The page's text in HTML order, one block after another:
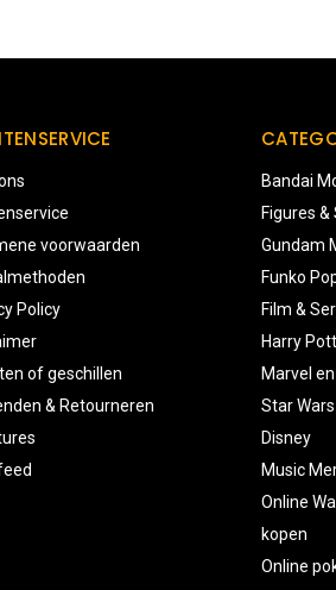
voorwaarden
Policy
of geschillen
& Retourneren
Bandai
Figures
Gundam
Funko
Film &
Harry
Marvel en
Star Wars
Disney
Music
Online
kopen
Online